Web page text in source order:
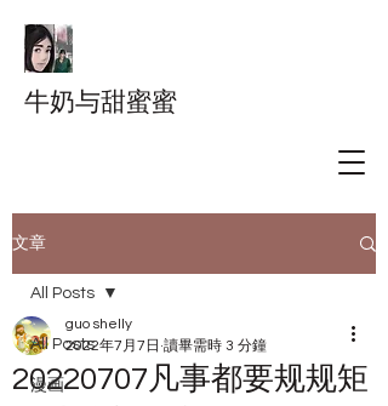
牛奶与甜蜜蜜
文章
All Posts
漫画
All Posts
20220707凡事都要规规矩
guo shelly
2022年7月7日 讀畢需時 3 分鐘